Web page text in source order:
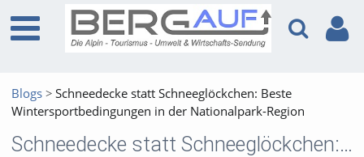
Blogs
Schneedecke statt Schneeglöckchen: Beste
Wintersportbedingungen in der Nationalpark-Region
Schneedecke statt Schneeglöckchen: Beste Wintersportbedingungen in der Nationalpark-Region